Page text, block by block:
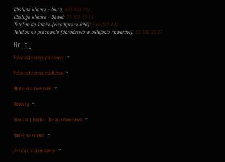
Obsługa klienta - biuro: 575 444 731
Obsługa klienta - Dawid: 33 300 33 15
Telefon do Tomka (współpraca B2B): 505 002 401
Telefon na pracownie (doradztwo w oklejaniu rowerów): 33 300 33 97
Grupy
Folie ochronne na rower
Folie ochronne ozdobne
Błotniki rowerowe
Rowery
Plecaki | Nerki | Torby rowerowe
Kaski na rower
Jeździj z dzieckiem